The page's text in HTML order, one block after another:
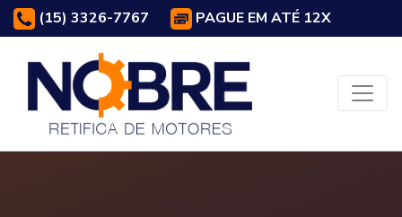
(15) 3326-7767 PAGUE EM ATÉ 12X